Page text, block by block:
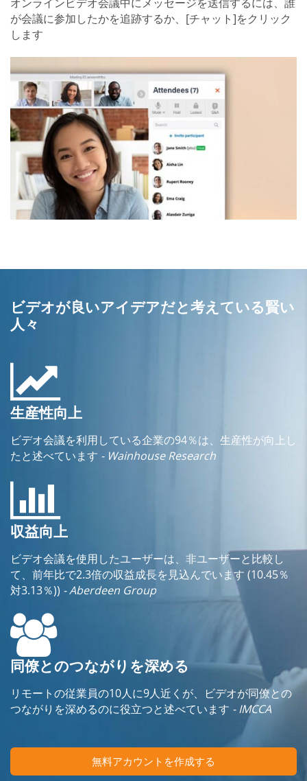
が会議に参加したかを追跡するか、[チャット]をクリック
します
ビデオが良いアイデアだと考えている賢い
人々
生産性向上
ビデオ会議を利用している企業の94％は、生産性が向上し
たと述べています - Wainhouse Research
収益向上
ビデオ会議を使用したユーザーは、非ユーザーと比較し
て、前年比で2.3倍の収益成長を見込んでいます (10.45％
対3.13％)) - Aberdeen Group
同僚とのつながりを深める
リモートの従業員の10人に9人近くが、ビデオが同僚との
つながりを深めるのに役立つと述べています - IMCCA
無料アカウントを作成する